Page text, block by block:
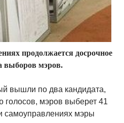
продолжается досрочное
выборов мэров.
вышли по два кандидата,
голосов, мэров выберет 41
самоуправлениях мэры